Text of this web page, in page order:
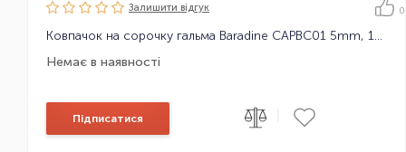
Залишити вiдгук 0
Ковпачок на сорочку гальма Baradine CAPBC01 5mm, 1шт
Немає в наявності
Підписатися